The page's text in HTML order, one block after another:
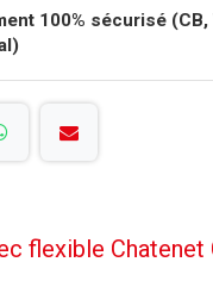
100% sécurisé
flexible Chatenet